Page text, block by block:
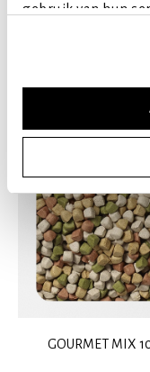
gebruik van hun
GOURMET MIX